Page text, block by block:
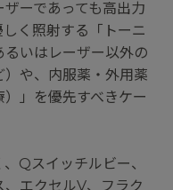
ーであっても高出力
く照射する「トーニ
いはレーザー以外の
や、内服薬・外用薬
」を優先すべきケー
Qスイッチルビー、
エクセルV、フラク